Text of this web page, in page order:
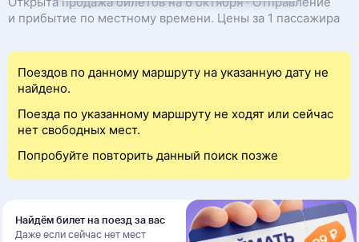
и прибытие по местному времени. Цены за 1 пассажира
Поездов по данному маршруту на указанную дату не
найдено.
Поезда по указанному маршруту не ходят или сейчас
нет свободных мест.
Попробуйте повторить данный поиск позже
Найдём билет на поезд за вас
Даже если сейчас нет мест